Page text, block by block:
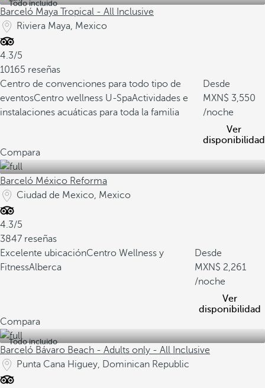
Todo incluido
Barceló Maya Tropical - All Inclusive
Riviera Maya, Mexico
4.3/5
10165 reseñas
Centro de convenciones para todo tipo de
eventosCentro wellness U-SpaActividades e
instalaciones acuáticas para toda la familia
Desde
3,550
/noche
Ver
disponibilidad
Compara
Barceló México Reforma
Ciudad de Mexico, Mexico
4.3/5
3847 reseñas
Excelente ubicaciónCentro Wellness y
FitnessAlberca
Desde
2,261
/noche
Ver
disponibilidad
Compara
Todo incluido
Barceló Bávaro Beach - Adults only - All Inclusive
Punta Cana Higuey, Dominican Republic